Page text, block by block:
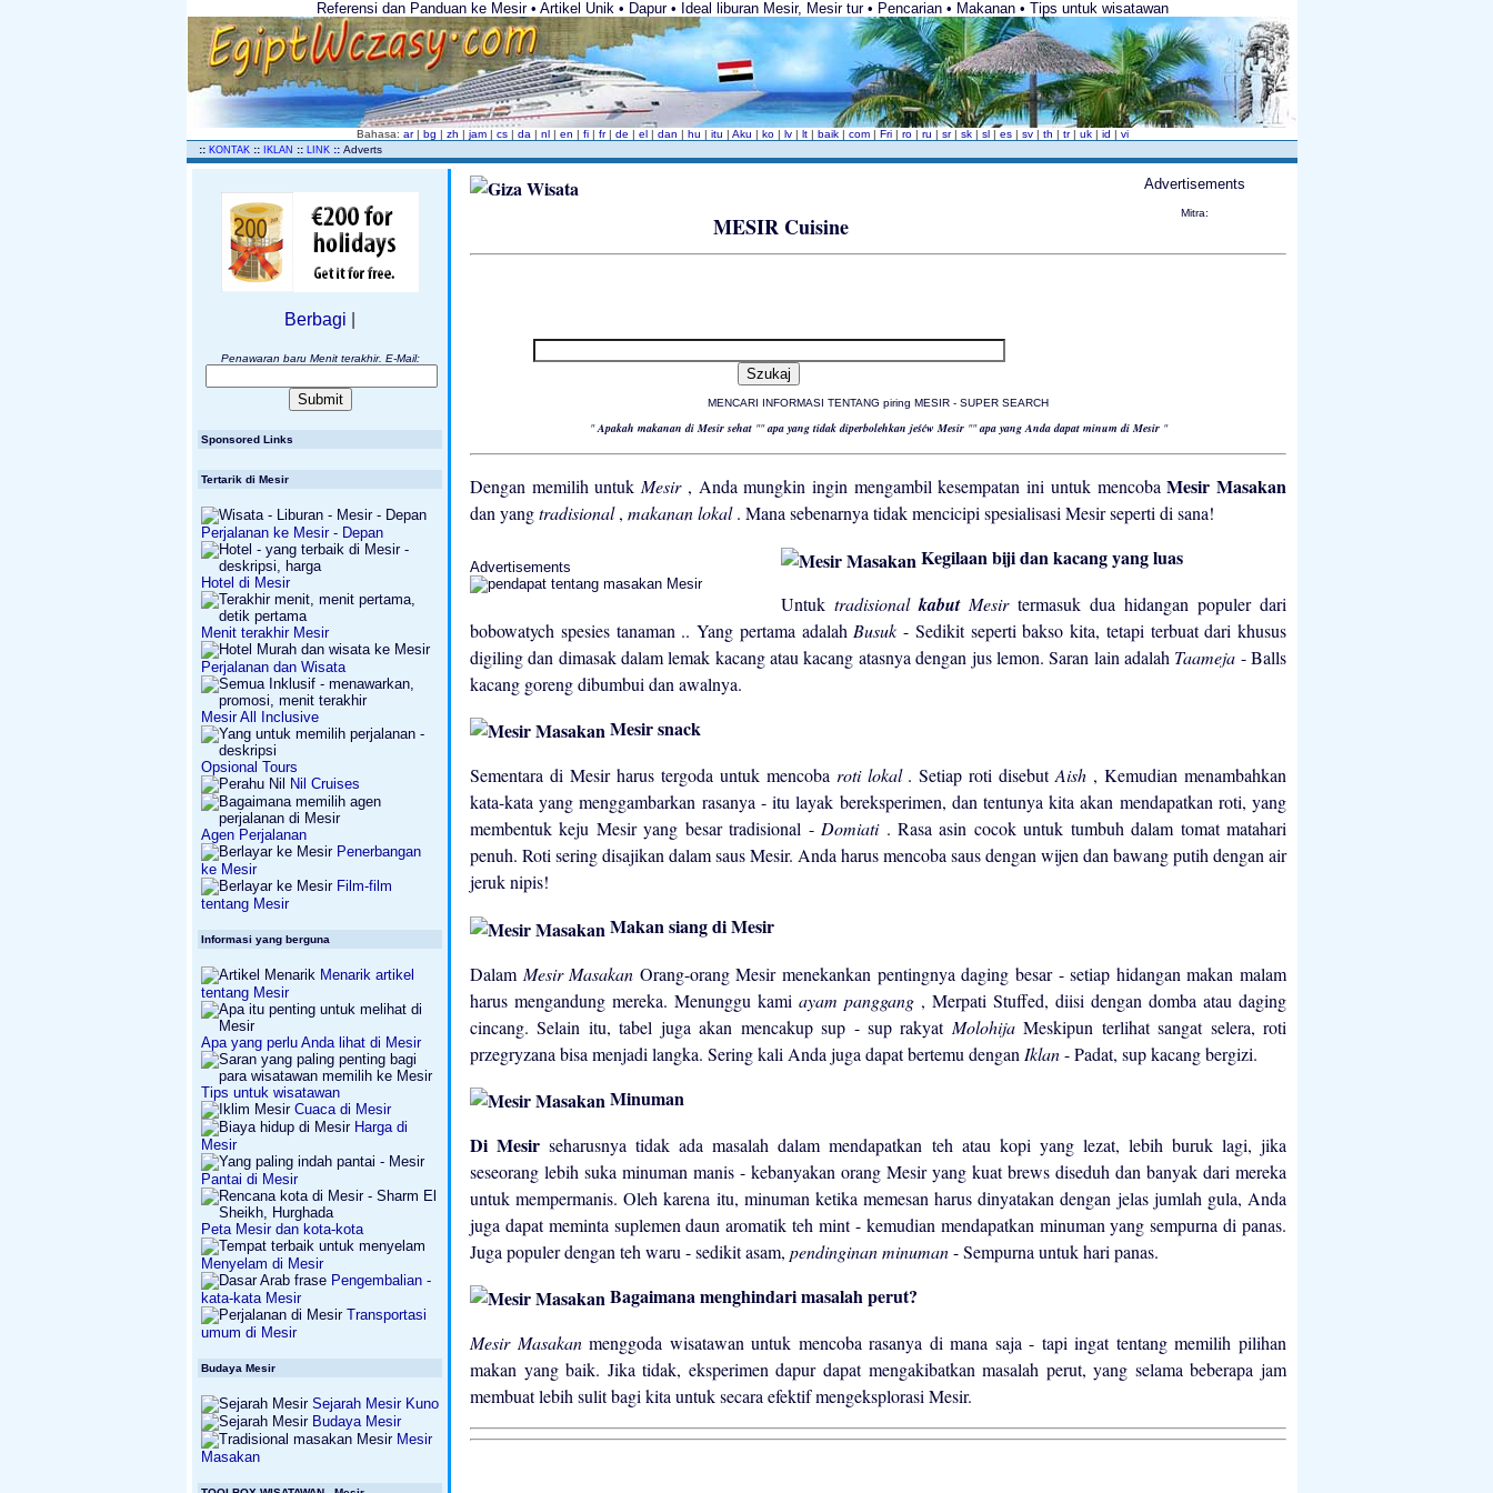
Referensi dan Panduan ke Mesir • Artikel Unik • Dapur • Ideal liburan Mesir, Mesir tur • Pencarian • Makanan • Tips untuk wisatawan
Bahasa: ar | bg | zh | jam | cs | da | nl | en | fi | fr | de | el | dan | hu | itu | Aku | ko | lv | lt | baik | com | Fri | ro | ru | sr | sk | sl | es | sv | th | tr | uk | id | vi
:: KONTAK :: IKLAN :: LINK :: Adverts
Berbagi
Penawaran baru Menit terakhir. E-Mail:
Sponsored Links
Tertarik di Mesir
Perjalanan ke Mesir - Depan
Hotel di Mesir
Menit terakhir Mesir
Perjalanan dan Wisata
Mesir All Inclusive
Opsional Tours
Nil Cruises
Agen Perjalanan
Penerbangan
ke Mesir
Film-film
tentang Mesir
Informasi yang berguna
Menarik artikel
tentang Mesir
Apa yang perlu Anda lihat di Mesir
Tips untuk wisatawan
Cuaca di Mesir
Harga di
Mesir
Pantai di Mesir
Peta Mesir dan kota-kota
Menyelam di Mesir
Pengembalian -
kata-kata Mesir
Transportasi
umum di Mesir
Budaya Mesir
Sejarah Mesir Kuno
Budaya Mesir
Mesir
Masakan
Advertisements
Mitra:
MESIR Cuisine
MENCARI INFORMASI TENTANG piring MESIR - SUPER SEARCH
"Apakah makanan di Mesir sehat ""apa yang tidak diperbolehkan jeśćw Mesir ""apa yang Anda dapat minum di Mesir "
Dengan memilih untuk Mesir , Anda mungkin ingin mengambil kesempatan ini untuk mencobaMesir Masakan
dan yangtradisional, makanan lokal. Mana sebenarnya tidak mencicipi spesialisasi Mesir seperti di sana!
Advertisements Kegilaan biji dan kacang yang luas
Untuk tradisional kabutMesir termasuk dua hidangan populer dari
bobowatych spesies tanaman .. Yang pertama adalah Busuk - Sedikit seperti bakso kita, tetapi terbuat dari khusus
digiling dan dimasak dalam lemak kacang atau kacang atasnya dengan jus lemon. Saran lain adalah Taameja - Balls
kacang goreng dibumbui dan awalnya.
Mesir snack
Sementara di Mesir harus tergoda untuk mencoba roti lokal . Setiap roti disebutAish , Kemudian menambahkan
kata-kata yang menggambarkan rasanya - itu layak bereksperimen, dan tentunya kita akan mendapatkan roti, yang
membentuk keju Mesir yang besar tradisional -Domiati . Rasa asin cocok untuk tumbuh dalam tomat matahari
penuh. Roti sering disajikan dalam saus Mesir. Anda harus mencoba saus dengan wijen dan bawang putih dengan air
jeruk nipis!
Makan siang di Mesir
Dalam Mesir Masakan Orang-orang Mesir menekankan pentingnya daging besar - setiap hidangan makan malam
harus mengandung mereka. Menunggu kami ayam panggang , Merpati Stuffed, diisi dengan domba atau daging
cincang. Selain itu, tabel juga akan mencakup sup - sup rakyat MolohijaMeskipun terlihat sangat selera, roti
przegryzana bisa menjadi langka. Sering kali Anda juga dapat bertemu dengan Iklan- Padat, sup kacang bergizi.
Minuman
Di Mesirseharusnya tidak ada masalah dalam mendapatkan teh atau kopi yang lezat, lebih buruk lagi, jika
seseorang lebih suka minuman manis - kebanyakan orang Mesir yang kuat brews diseduh dan banyak dari mereka
untuk mempermanis. Oleh karena itu, minuman ketika memesan harus dinyatakan dengan jelas jumlah gula, Anda
juga dapat meminta suplemen daun aromatik teh mint - kemudian mendapatkan minuman yang sempurna di panas.
Juga populer dengan teh waru - sedikit asam, pendinginan minuman- Sempurna untuk hari panas.
Bagaimana menghindari masalah perut?
Mesir Masakanmenggoda wisatawan untuk mencoba rasanya di mana saja - tapi ingat tentang memilih pilihan
makan yang baik. Jika tidak, eksperimen dapur dapat mengakibatkan masalah perut, yang selama beberapa jam
membuat lebih sulit bagi kita untuk secara efektif mengeksplorasi Mesir.